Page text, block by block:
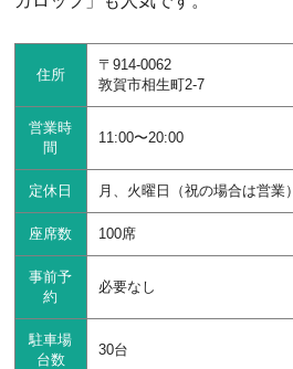
住所
〒914-0062
敦賀市相生町2-7
営業時
間
11:00〜20:00
定休日 月、火曜日（祝の場合は営業）
座席数 100席
事前予
約
必要なし
駐車場
台数
30台